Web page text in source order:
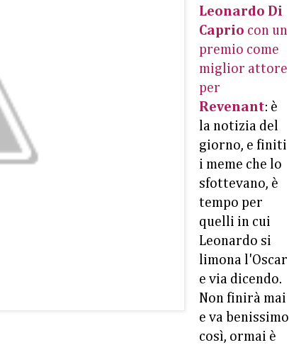
Leonardo Di
Caprio con un
premio come
miglior attore
per
Revenant: è
la notizia del
giorno, e finiti
i meme che lo
sfottevano, è
tempo per
quelli in cui
Leonardo si
limona l'Oscar
e via dicendo.
Non finirà mai
e va benissimo
così, ormai è